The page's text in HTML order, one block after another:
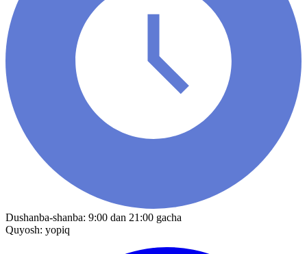
Dushanba-shanba: 9:00 dan 21:00 gacha
Quyosh: yopiq